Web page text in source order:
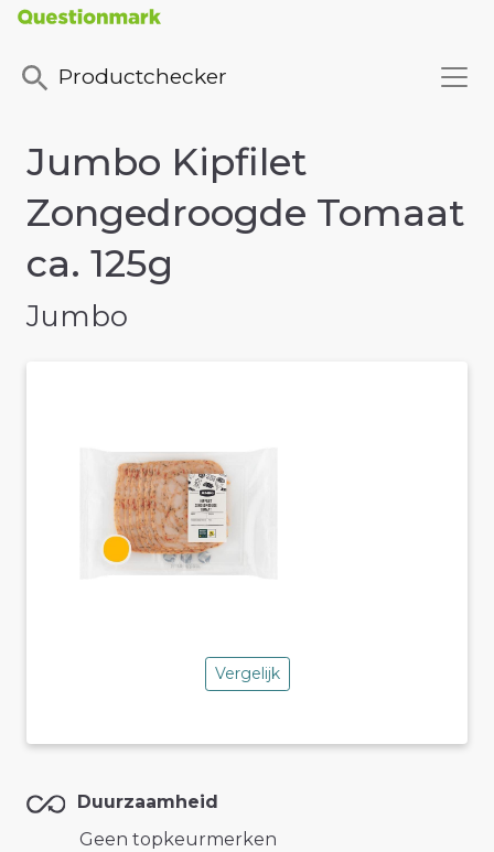
Productchecker
Jumbo Kipfilet
Zongedroogde Tomaat
ca. 125g
Jumbo
Vergelijk
Duurzaamheid
Geen topkeurmerken